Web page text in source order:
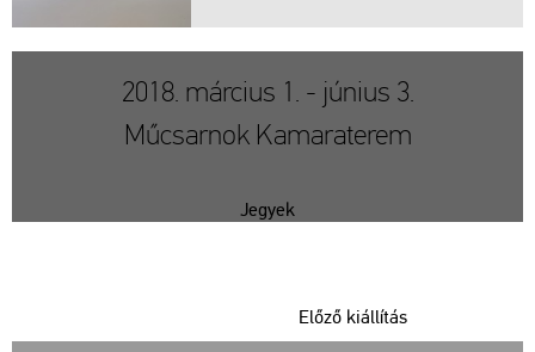
2018. március 1. - június 3.
Műcsarnok Kamaraterem
Jegyek
Előző kiállítás